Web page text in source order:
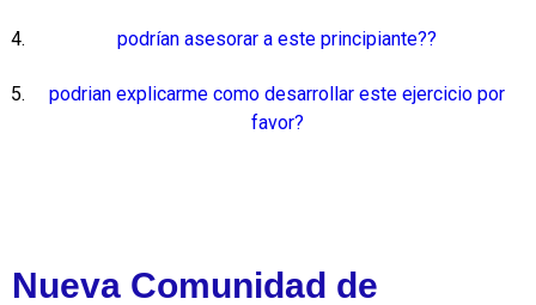
podrían asesorar a este principiante??
podrian explicarme como desarrollar este ejercicio por
favor?
Nueva Comunidad de